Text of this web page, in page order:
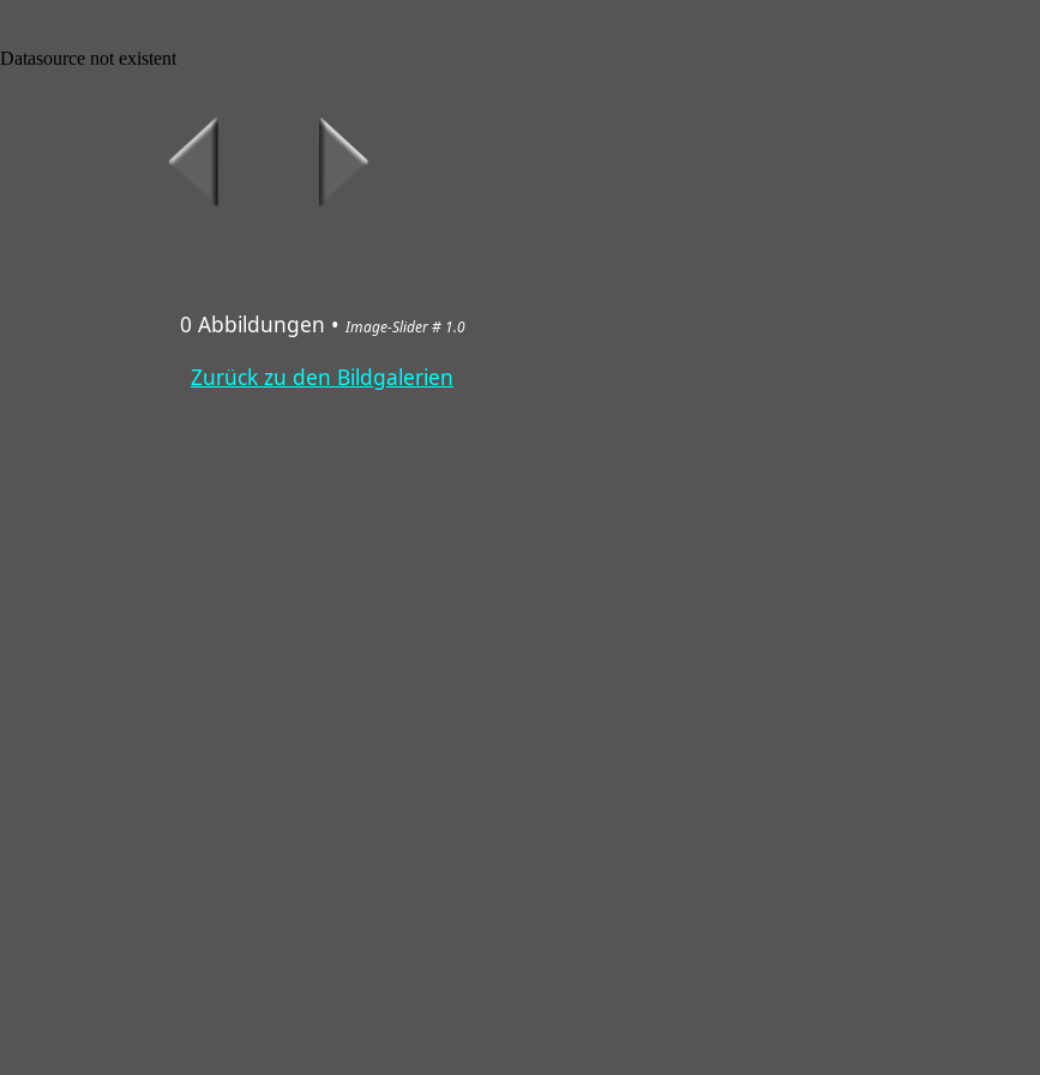
Datasource not existent
0 Abbildungen • Image-Slider # 1.0
Zurück zu den Bildgalerien